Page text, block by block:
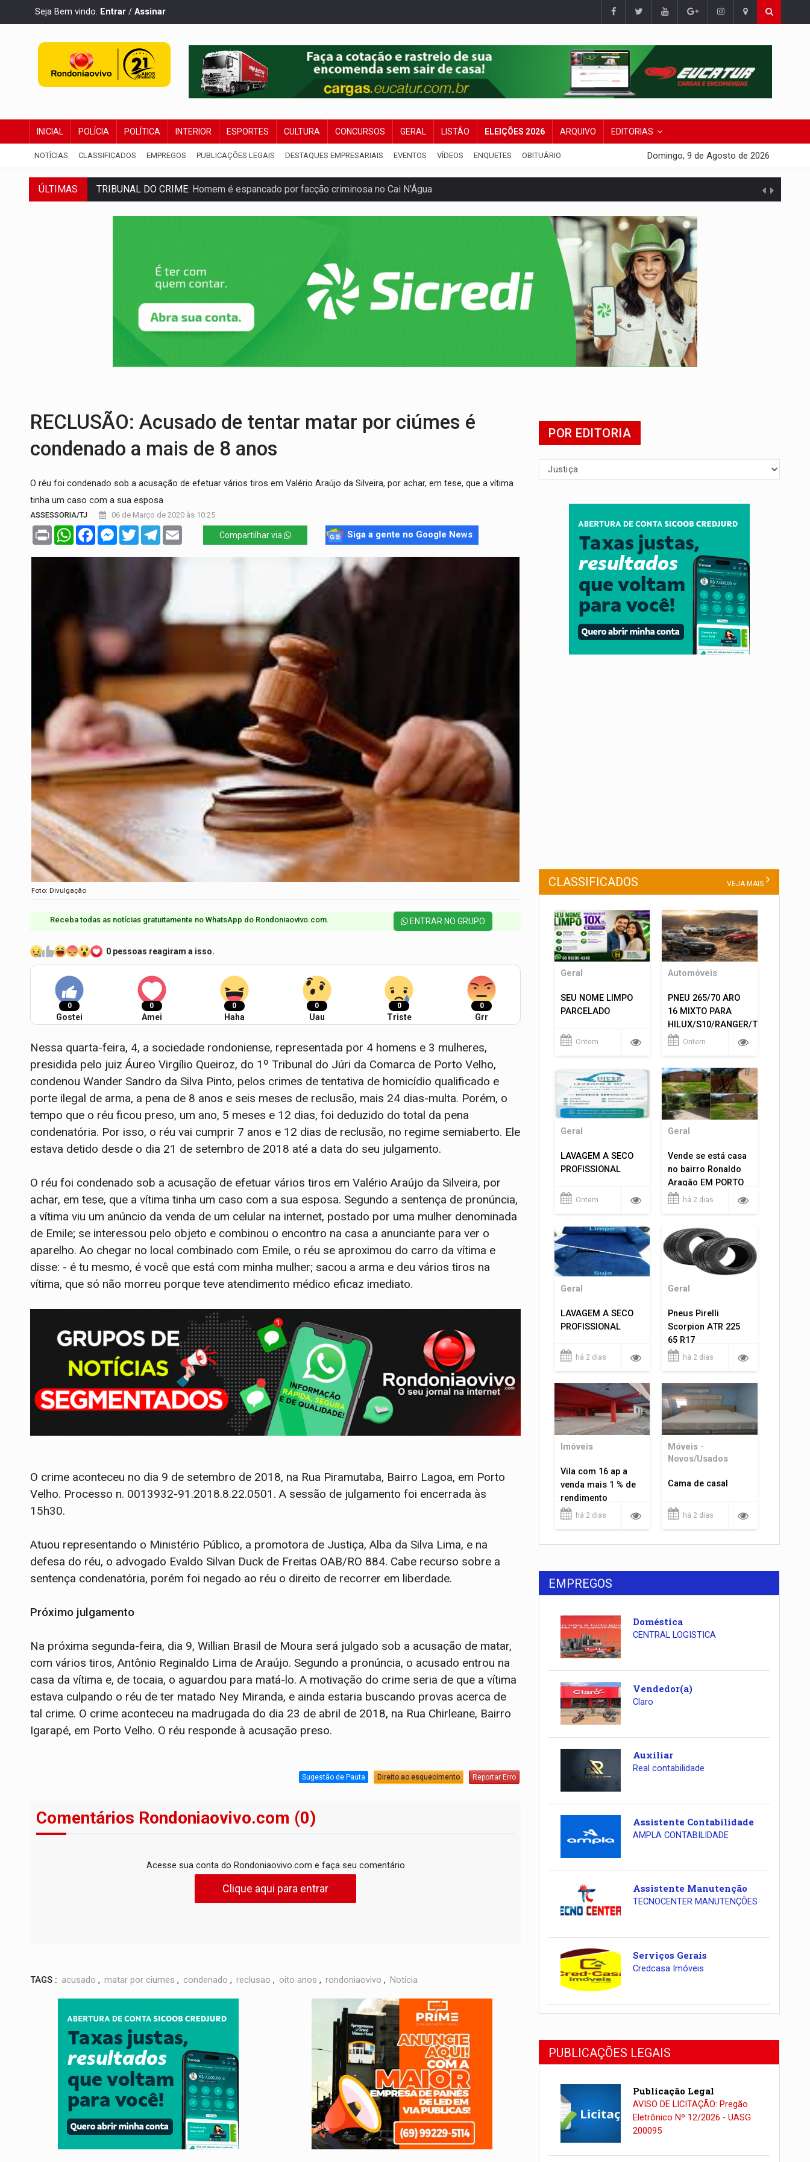
Seja Bem vindo. Entrar / Assinar
INICIAL POLÍCIA POLÍTICA INTERIOR ESPORTES CULTURA CONCURSOS GERAL LISTÃO ELEIÇÕES 2026 ARQUIVO EDITORIAS
NOTÍCIAS CLASSIFICADOS EMPREGOS PUBLICAÇÕES LEGAIS DESTAQUES EMPRESARIAIS EVENTOS VÍDEOS ENQUETES OBITUÁRIO Domingo, 9 de Agosto de 2026
ÚLTIMAS TRIBUNAL DO CRIME: Homem é espancado por facção criminosa no Cai N'Água
VÍDEO:Perseguição é registrada no shopping após colombiana furtar celular de menina
REFLORESTAMENTO: Plantar árvores não será mais suficiente para comprovar área recuperado
OVNIS NA LUA:Cientistas alertam para possível base secreta no satélite natural da Terra
ACABOU COM PEUGEOT: Incêndio destrói carro que era rebocado para oficina no Centro de Porto Velho
Ladrão é filmado furtando moto na frente do bar da Marleide
BOLSAS DE PESQUISA: Iniciativa Amazônia+10 lança chamada para fortalecer cadeias da sociobioeconomia
RECLUSÃO: Acusado de tentar matar por ciúmes é
condenado a mais de 8 anos
O réu foi condenado sob a acusação de efetuar vários tiros em Valério Araújo da Silveira, por achar, em tese, que a vítima
tinha um caso com a sua esposa
ASSESSORIA/TJ 06 de Março de 2020 às 10:25
Print WhatsAppFacebookMessenger
TwitterTelegram Compartilhar via Siga a gente no Google News
Foto: Divulgação
Receba todas as notícias gratuitamente no WhatsApp do Rondoniaovivo.com.​ ENTRAR NO GRUPO
0 pessoas reagiram a isso.
0
Gostei
0
Amei
0
Haha
0
Uau
0
Triste
0
Grr
Nessa quarta-feira, 4, a sociedade rondoniense, representada por 4 homens e 3 mulheres,
presidida pelo juiz Áureo Virgílio Queiroz, do 1º Tribunal do Júri da Comarca de Porto Velho,
condenou Wander Sandro da Silva Pinto, pelos crimes de tentativa de homicídio qualificado e
porte ilegal de arma, a pena de 8 anos e seis meses de reclusão, mais 24 dias-multa. Porém, o
tempo que o réu ficou preso, um ano, 5 meses e 12 dias, foi deduzido do total da pena
condenatória. Por isso, o réu vai cumprir 7 anos e 12 dias de reclusão, no regime semiaberto. Ele
estava detido desde o dia 21 de setembro de 2018 até a data do seu julgamento.
O réu foi condenado sob a acusação de efetuar vários tiros em Valério Araújo da Silveira, por
achar, em tese, que a vítima tinha um caso com a sua esposa. Segundo a sentença de pronúncia,
a vítima viu um anúncio da venda de um celular na internet, postado por uma mulher denominada
de Emile; se interessou pelo objeto e combinou o encontro na casa a anunciante para ver o
aparelho. Ao chegar no local combinado com Emile, o réu se aproximou do carro da vítima e
disse: - é tu mesmo, é você que está com minha mulher; sacou a arma e deu vários tiros na
vítima, que só não morreu porque teve atendimento médico eficaz imediato.
O crime aconteceu no dia 9 de setembro de 2018, na Rua Piramutaba, Bairro Lagoa, em Porto
Velho. Processo n. 0013932-91.2018.8.22.0501. A sessão de julgamento foi encerrada às
15h30.
Atuou representando o Ministério Público, a promotora de Justiça, Alba da Silva Lima, e na
defesa do réu, o advogado Evaldo Silvan Duck de Freitas OAB/RO 884. Cabe recurso sobre a
sentença condenatória, porém foi negado ao réu o direito de recorrer em liberdade.
Próximo julgamento
Na próxima segunda-feira, dia 9, Willian Brasil de Moura será julgado sob a acusação de matar,
com vários tiros, Antônio Reginaldo Lima de Araújo. Segundo a pronúncia, o acusado entrou na
casa da vítima e, de tocaia, o aguardou para matá-lo. A motivação do crime seria de que a vítima
estava culpando o réu de ter matado Ney Miranda, e ainda estaria buscando provas acerca de
tal crime. O crime aconteceu na madrugada do dia 23 de abril de 2018, na Rua Chirleane, Bairro
Igarapé, em Porto Velho. O réu responde à acusação preso.
Sugestão de Pauta Direito ao esquecimento Reportar Erro
Comentários Rondoniaovivo.com (0)
Acesse sua conta do Rondoniaovivo.com e faça seu comentário
Clique aqui para entrar
TAGS : acusado , matar por ciumes , condenado , reclusao , oito anos , rondoniaovivo , Notícia
POR EDITORIA
CLASSIFICADOS VEJA MAIS
Geral
SEU NOME LIMPO
PARCELADO
Ontem
Automóveis
PNEU 265/70 ARO
16 MIXTO PARA
HILUX/S10/RANGER/TRITON
ETC... MONTAGEM
Ontem
Geral
LAVAGEM A SECO
PROFISSIONAL
Ontem
Geral
Vende se está casa
no bairro Ronaldo
Aragão EM PORTO
VELHO RO.
há 2 dias
Geral
LAVAGEM A SECO
PROFISSIONAL
há 2 dias
Geral
Pneus Pirelli
Scorpion ATR 225
65 R17
há 2 dias
Imóveis
Vila com 16 ap a
venda mais 1 % de
rendimento
há 2 dias
Móveis -
Novos/Usados
Cama de casal
há 2 dias
EMPREGOS
Doméstica
CENTRAL LOGISTICA
Vendedor(a)
Claro
Auxiliar
Real contabilidade
Assistente Contabilidade
AMPLA CONTABILIDADE
Assistente Manutenção
TECNOCENTER MANUTENÇÕES
Serviços Gerais
Credcasa Imóveis
PUBLICAÇÕES LEGAIS
Publicação Legal
AVISO DE LICITAÇÃO: Pregão
Eletrônico Nº 12/2026 - UASG
200095